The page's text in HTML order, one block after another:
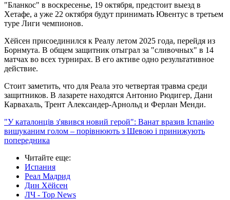
"Бланкос" в воскресенье, 19 октября, предстоит выезд в
Хетафе, а уже 22 октября будут принимать Ювентус в третьем
туре Лиги чемпионов.
Хёйсен присоединился к Реалу летом 2025 года, перейдя из
Борнмута. В общем защитник отыграл за "сливочных" в 14
матчах во всех турнирах. В его активе одно результативное
действие.
Стоит заметить, что для Реала это четвертая травма среди
защитников. В лазарете находятся Антонио Рюдигер, Дани
Карвахаль, Трент Александер-Арнольд и Ферлан Менди.
"У каталонців з'явився новий герой": Ванат вразив Іспанію
вишуканим голом – порівнюють з Шевою і принижують
попередника
Читайте еще:
Испания
Реал Мадрид
Дин Хёйсен
ЛЧ - Top News